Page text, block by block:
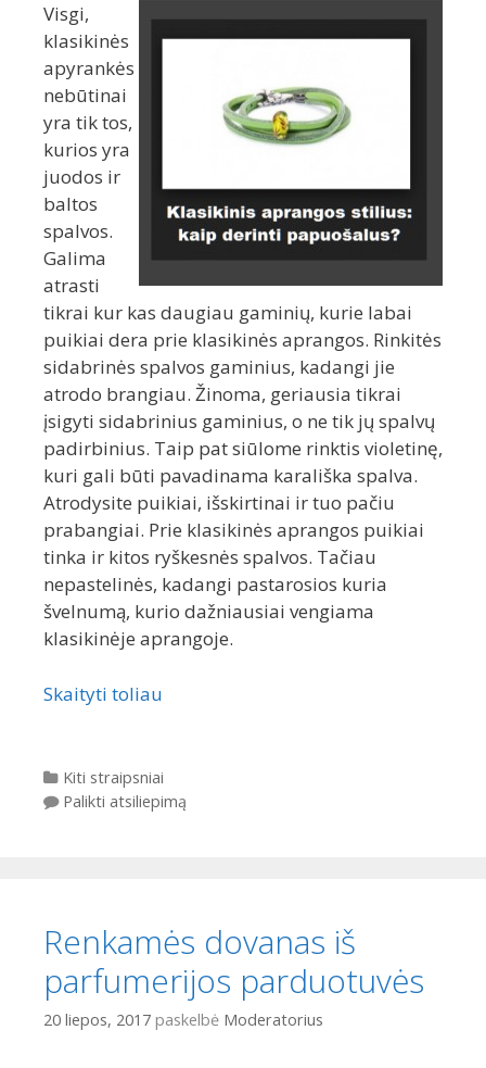
Visgi,
klasikinės
apyrankės
nebūtinai
yra tik tos,
kurios yra
juodos ir
baltos
spalvos.
Galima
atrasti
tikrai kur kas daugiau gaminių, kurie labai
puikiai dera prie klasikinės aprangos. Rinkitės
sidabrinės spalvos gaminius, kadangi jie
atrodo brangiau. Žinoma, geriausia tikrai
įsigyti sidabrinius gaminius, o ne tik jų spalvų
padirbinius. Taip pat siūlome rinktis violetinę,
kuri gali būti pavadinama karališka spalva.
Atrodysite puikiai, išskirtinai ir tuo pačiu
prabangiai. Prie klasikinės aprangos puikiai
tinka ir kitos ryškesnės spalvos. Tačiau
nepastelinės, kadangi pastarosios kuria
švelnumą, kurio dažniausiai vengiama
klasikinėje aprangoje.
Skaityti toliau
Kategorijos
Kiti straipsniai
Palikti atsiliepimą
Renkamės dovanas iš
parfumerijos parduotuvės
20 liepos, 2017 paskelbė Moderatorius